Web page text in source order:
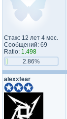
Стаж: 12 лет 4 мес.
Сообщений: 69
Ratio: 1.498
2.86%
alexxfear